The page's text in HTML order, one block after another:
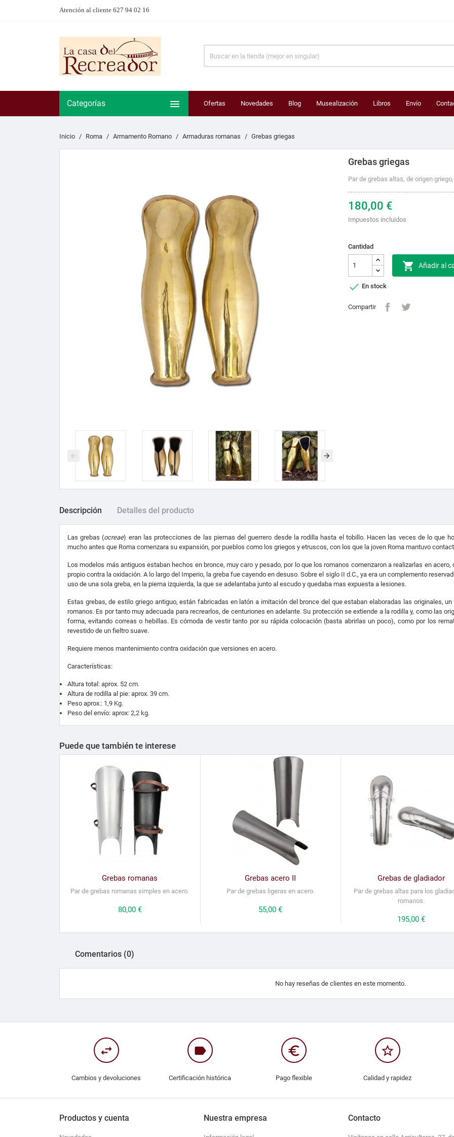
Atención al cliente 627 94 02 16
Categorías  Ofertas Novedades Blog Musealización Libros Envío
Inicio Roma Armamento Romano Armaduras romanas Grebas griegas
Grebas griegas
Par de grebas altas, de origen
180,00 €
Impuestos incluidos
Cantidad
 Añadir al
 En stock
Compartir
Descripción Detalles del producto
Las grebas (ocreae) eran las protecciones de las piernas del guerrero desde la rodilla hasta el tobillo. Hacen las veces de lo que
mucho antes que Roma comenzara su expansión, por pueblos como los griegos y etruscos, con los que la joven Roma mantuvo
Los modelos más antiguos estaban hechos en bronce, muy caro y pesado, por lo que los romanos comenzaron a realizarlas en
propio contra la oxidación. A lo largo del Imperio, la greba fue cayendo en desuso. Sobre el siglo II d.C., ya era un complemento
uso de una sola greba, en la pierna izquierda, la que se adelantaba junto al escudo y quedaba mas expuesta a lesiones.
Estas grebas, de estilo griego antiguo, están fabricadas en latón a imitación del bronce del que estaban elaboradas las originales,
romanos. Es por tanto muy adecuada para recrearlos, de centuriones en adelante. Su protección se extiende a la rodilla y, como las
forma, evitando correas o hebillas. Es cómoda de vestir tanto por su rápida colocación (basta abrirlas un poco), como por los
revestido de un fieltro suave.
Requiere menos mantenimiento contra oxidación que versiones en acero.
Características:
Altura total: aprox. 52 cm.
Altura de rodilla al pie: aprox. 39 cm.
Peso aprox.: 1,9 Kg.
Peso del envío: aprox: 2,2 kg.
Puede que también te interese
Grebas romanas
Par de grebas romanas simples en acero.
Precio
80,00 €
Grebas acero II
Par de grebas ligeras en acero.
Precio
55,00 €
Grebas de gladiador
Par de grebas altas para los
romanos.
Precio
195,00 €
Comentarios (0)
No hay reseñas de clientes en este momento.
swap_horiz
Cambios y devoluciones
label
Certificación histórica
euro_symbol
Pago flexible
star_border
Calidad y rapidez
Productos y cuenta Nuestra empresa Contacto